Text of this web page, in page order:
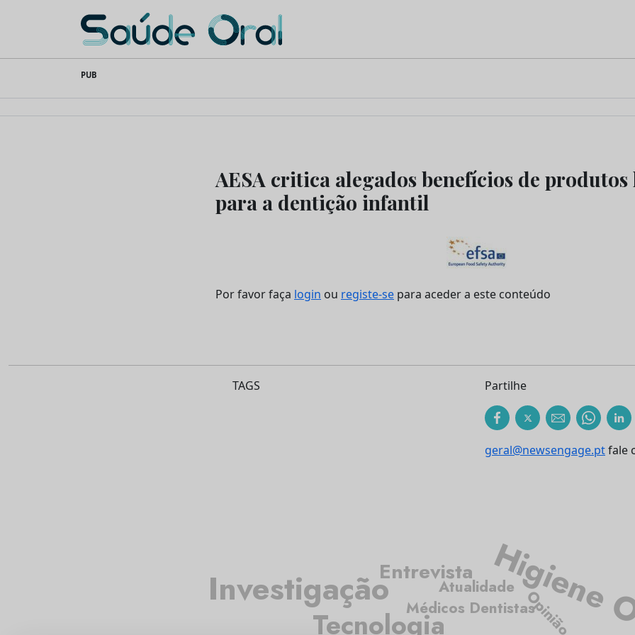
content
Saúde Oral
PUB
AESA critica alegados benefícios de produtos
para a dentição infantil
Por favor faça login ou registe-se para aceder a este conteúdo
TAGS Partilhe
geral@newsengage.ptfale
Atualidade
Médicos DentistasHigiene
Entrevista
Opinião
Tecnologia
Investigação